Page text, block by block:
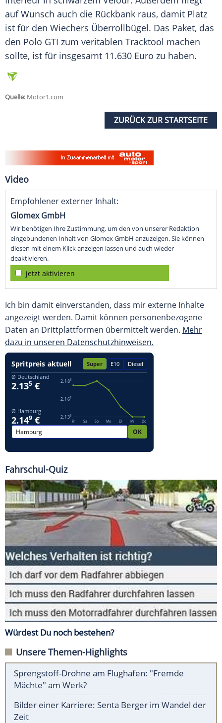
auf Wunsch auch die Rückbank raus, damit Platz
ist für den Wiechers Überrollbügel. Das Paket, das
den Polo GTI zum veritablen Tracktool machen
sollte, ist für insgesamt 11.630 Euro zu haben.
Quelle: Motor1.com
ZURÜCK ZUR STARTSEITE
Video
Empfohlener externer Inhalt:
Glomex GmbH
Wir benötigen Ihre Zustimmung, um den von unserer Redaktion
eingebundenen Inhalt von Glomex GmbH anzuzeigen. Sie können
diesen mit einem Klick anzeigen lassen und auch wieder
deaktivieren.
jetzt aktivieren
Ich bin damit einverstanden, dass mir externe Inhalte
angezeigt werden. Damit können personenbezogene
Daten an Drittplattformen übermittelt werden. Mehr
dazu in unseren Datenschutzhinweisen.
Fahrschul-Quiz
Würdest Du noch bestehen?
Unsere Themen-Highlights
Sprengstoff-Drohne am Flughafen: "Fremde
Mächte" am Werk?
Bilder einer Karriere: Senta Berger im Wandel der
Zeit